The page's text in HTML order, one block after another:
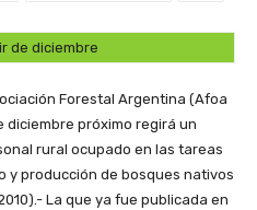
de diciembre
Forestal Argentina (Afoa
diciembre próximo regirá un
rural ocupado en las tareas
y producción de bosques nativos
La que ya fue publicada en